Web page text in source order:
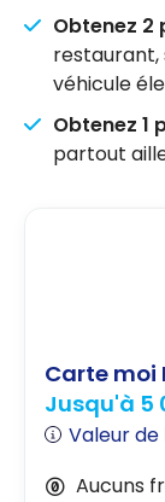
Obtenez 2
restaurant,
véhicule
Obtenez 1
partout
Carte moi
Jusqu'à 5
Valeur
Aucuns